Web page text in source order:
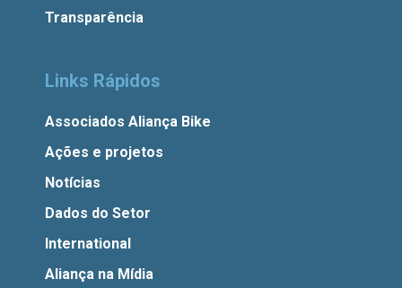
Transparência
Links Rápidos
Associados Aliança Bike
Ações e projetos
Notícias
Dados do Setor
International
Aliança na Mídia